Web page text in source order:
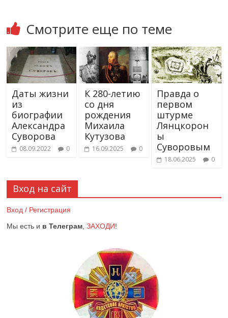
Смотрите еще по теме
Даты жизни
из
биографии
Александра
Суворова
08.09.2022 0
К 280-летию
со дня
рождения
Михаила
Кутузова
16.09.2025 0
Правда о
первом
штурме
Лянцкорон
ы
Суворовым
18.06.2025 0
Вход на сайт
Вход / Регистрация
Мы есть и в Телеграм ,ЗАХОДИ!